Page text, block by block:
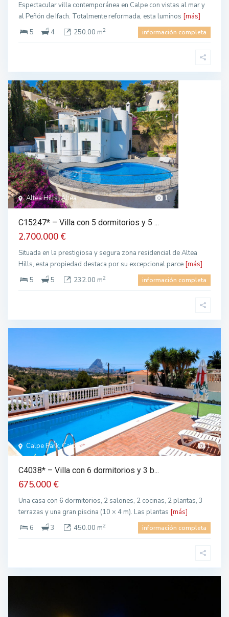
Espectacular villa contemporánea en Calpe con vistas al mar y
al Peñón de Ifach. Totalmente reformada, esta luminos [más]
5
4 250.00 m2 información completa
1
Altea Hills, Altea
C15247* – Villa con 5 dormitorios y 5 ...
2.700.000 €
Situada en la prestigiosa y segura zona residencial de Altea
Hills, esta propiedad destaca por su excepcional parce [más]
5
5 232.00 m2 información completa
1
Calpe Park, Calpe
C4038* – Villa con 6 dormitorios y 3 b...
675.000 €
Una casa con 6 dormitorios, 2 salones, 2 cocinas, 2 plantas, 3
terrazas y una gran piscina (10 × 4 m). Las plantas [más]
6
3 450.00 m2 información completa